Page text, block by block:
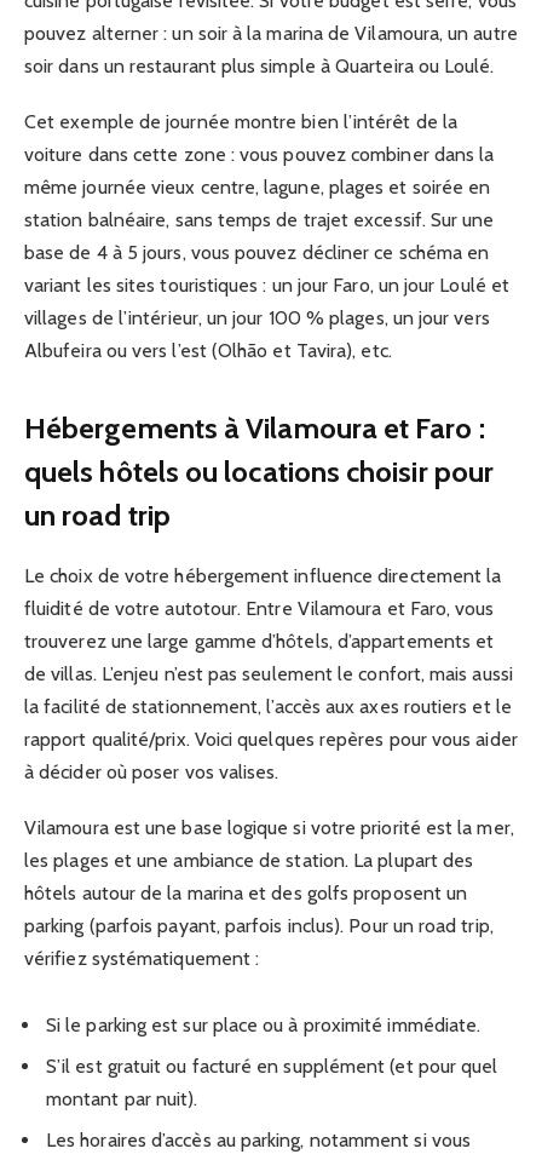
pouvez alterner : un soir à la marina de Vilamoura, un autre
soir dans un restaurant plus simple à Quarteira ou Loulé.
Cet exemple de journée montre bien l’intérêt de la
voiture dans cette zone : vous pouvez combiner dans la
même journée vieux centre, lagune, plages et soirée en
station balnéaire, sans temps de trajet excessif. Sur une
base de 4 à 5 jours, vous pouvez décliner ce schéma en
variant les sites touristiques : un jour Faro, un jour Loulé et
villages de l’intérieur, un jour 100 % plages, un jour vers
Albufeira ou vers l’est (Olhão et Tavira), etc.
Hébergements à Vilamoura et Faro :
quels hôtels ou locations choisir pour
un road trip
Le choix de votre hébergement influence directement la
fluidité de votre autotour. Entre Vilamoura et Faro, vous
trouverez une large gamme d’hôtels, d’appartements et
de villas. L’enjeu n’est pas seulement le confort, mais aussi
la facilité de stationnement, l’accès aux axes routiers et le
rapport qualité/prix. Voici quelques repères pour vous aider
à décider où poser vos valises.
Vilamoura est une base logique si votre priorité est la mer,
les plages et une ambiance de station. La plupart des
hôtels autour de la marina et des golfs proposent un
parking (parfois payant, parfois inclus). Pour un road trip,
vérifiez systématiquement :
Si le parking est sur place ou à proximité immédiate.
S’il est gratuit ou facturé en supplément (et pour quel
montant par nuit).
Les horaires d’accès au parking, notamment si vous